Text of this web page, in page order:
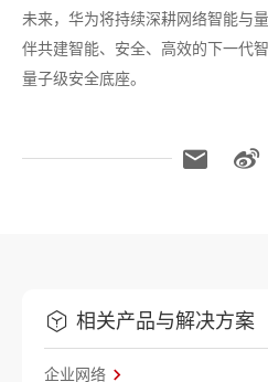
未来，华为将持续深耕网络智能与
伴共建智能、安全、高效的下一代
量子级安全底座。
相关产品与解决方案
企业网络